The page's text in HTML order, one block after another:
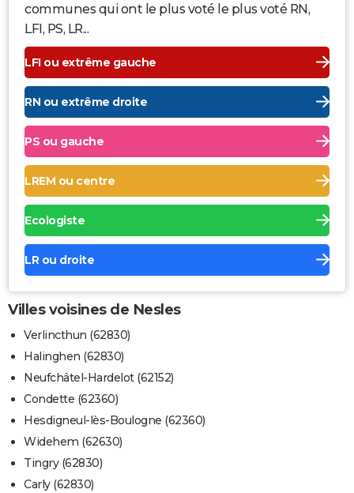
communes qui ont le plus voté le plus voté RN,
LFI, PS, LR...
LFI ou extrême gauche
RN ou extrême droite
PS ou gauche
LREM ou centre
Ecologiste
LR ou droite
Villes voisines de Nesles
Verlincthun (62830)
Halinghen (62830)
Neufchâtel-Hardelot (62152)
Condette (62360)
Hesdigneul-lès-Boulogne (62360)
Widehem (62630)
Tingry (62830)
Carly (62830)